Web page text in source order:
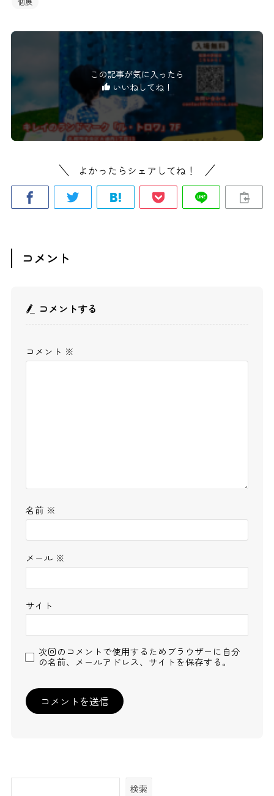
この記事が気に入ったら
いいねしてね！
よかったらシェアしてね！
コメント
コメントする
コメント ※
名前 ※
メール ※
サイト
次回のコメントで使用するためブラウザーに自分
の名前、メールアドレス、サイトを保存する。
検索